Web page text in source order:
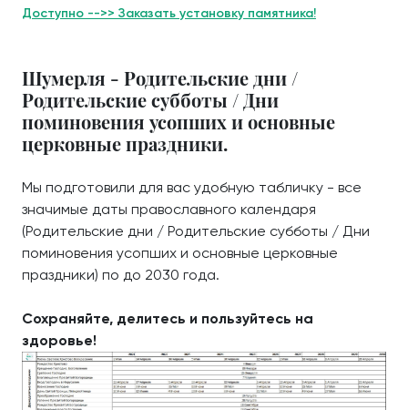
Доступно -->> Заказать установку памятника!
Шумерля - Родительские дни /
Родительские субботы / Дни
поминовения усопших и основные
церковные праздники.
Мы подготовили для вас удобную табличку - все
значимые даты православного календаря
(Родительские дни / Родительские субботы / Дни
поминовения усопших и основные церковные
праздники) по до 2030 года.
Сохраняйте, делитесь и пользуйтесь на
здоровье!